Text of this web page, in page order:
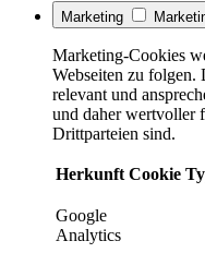
Marketing
Marketing-Cookies
Webseiten zu folgen.
relevant und
und daher wertvoller
Drittparteien sind.
Herkunft Cookie
Google
Analytics